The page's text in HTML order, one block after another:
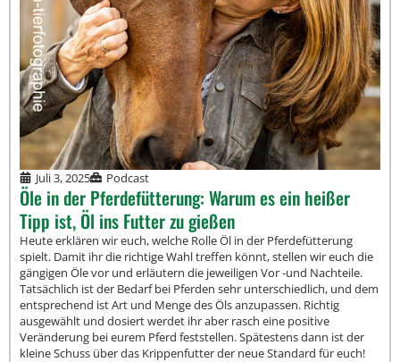
Juli 3, 2025 Podcast
Öle in der Pferdefütterung: Warum es ein heißer
Tipp ist, Öl ins Futter zu gießen
Heute erklären wir euch, welche Rolle Öl in der Pferdefütterung
spielt. Damit ihr die richtige Wahl treffen könnt, stellen wir euch die
gängigen Öle vor und erläutern die jeweiligen Vor -und Nachteile.
Tatsächlich ist der Bedarf bei Pferden sehr unterschiedlich, und dem
entsprechend ist Art und Menge des Öls anzupassen. Richtig
ausgewählt und dosiert werdet ihr aber rasch eine positive
Veränderung bei eurem Pferd feststellen. Spätestens dann ist der
kleine Schuss über das Krippenfutter der neue Standard für euch!